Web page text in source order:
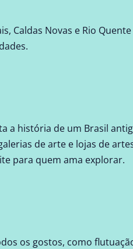
Caldas Novas e Rio
a história de um Brasil
de arte e lojas de
para quem ama explorar.
os gostos, como